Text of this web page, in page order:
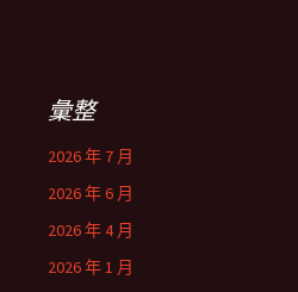
彙整
2026 年 7 月
2026 年 6 月
2026 年 4 月
2026 年 1 月